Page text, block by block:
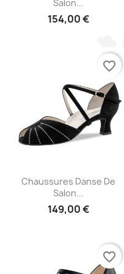
Salon...
154,00 €
Aperçu rapide
Chaussures Danse De
Salon...
149,00 €
favorite_border
favorite_border